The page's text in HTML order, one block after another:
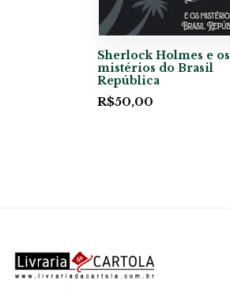
Sherlock Holmes e os
mistérios do Brasil
República
R$50,00